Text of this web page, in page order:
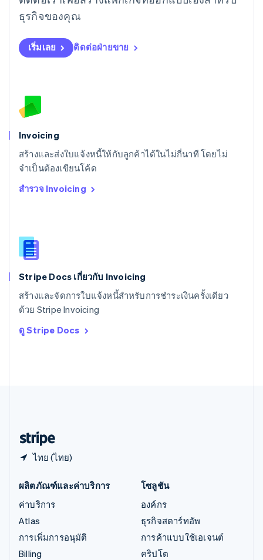
ธุรกิจของคุณ
เริ่มเลย ติดต่อฝ่ายขาย
Invoicing
สร้างและส่งใบแจ้งหนี้ให้กับลูกค้าได้ในไม่กี่นาที โดยไม่
จำเป็นต้องเขียนโค้ด
สำรวจ Invoicing
Stripe Docs เกี่ยวกับ Invoicing
สร้างและจัดการใบแจ้งหนี้สำหรับการชำระเงินครั้งเดียว
ด้วย Stripe Invoicing
ดู Stripe Docs
ไทย (ไทย)
ลิทัวเนีย
สเปน
EspañolEnglish
สโลวาเกีย
English
สวิตเซอร์แลนด์
สวีเดน
Svenska
สหรัฐอเมริกา
EnglishEspañol简体中文
English
English
สิงคโปร์
ออสเตรเลีย
ออสเตรีย
DeutschEnglish
ItalianoEnglish
ผลิตภัณฑ์และค่าบริการ
ค่าบริการ
Atlas
การเพิ่มการอนุมัติ
Billing
โซลูชัน
องค์กร
ธุรกิจสตาร์ทอัพ
การค้าแบบใช้เอเจนต์
คริปโต